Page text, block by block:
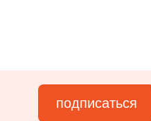
подписаться